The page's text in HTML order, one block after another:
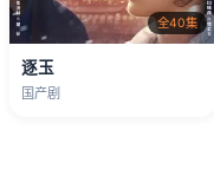
全40集
逐玉
国产剧